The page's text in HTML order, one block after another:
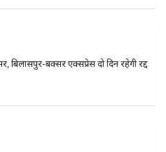
बिलासपुर-बक्सर एक्सप्रेस दो दिन रहेगी रद्द